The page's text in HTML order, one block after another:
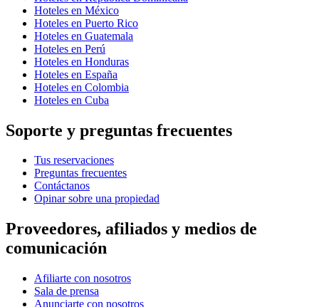
Hoteles en México
Hoteles en Puerto Rico
Hoteles en Guatemala
Hoteles en Perú
Hoteles en Honduras
Hoteles en España
Hoteles en Colombia
Hoteles en Cuba
Soporte y preguntas frecuentes
Tus reservaciones
Preguntas frecuentes
Contáctanos
Opinar sobre una propiedad
Proveedores, afiliados y medios de
comunicación
Afiliarte con nosotros
Sala de prensa
Anunciarte con nosotros